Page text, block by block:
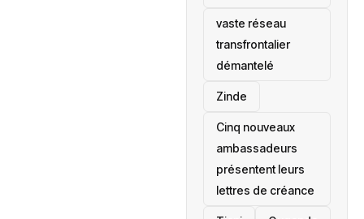
vaste réseau
transfrontalier
démantelé
Zinde
Cinq nouveaux
ambassadeurs
présentent leurs
lettres de créance